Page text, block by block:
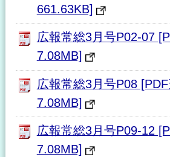
661.63KB]
広報常総3月号P02-07
7.08MB]
広報常総3月号P08
7.08MB]
広報常総3月号P09-12
7.08MB]